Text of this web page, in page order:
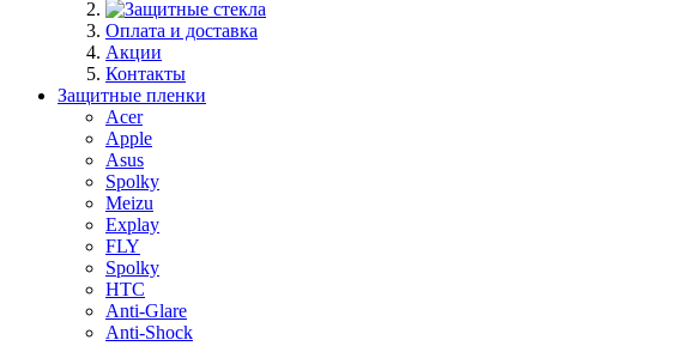
Оплата и доставка
Акции
Контакты
Защитные пленки
Acer
Apple
Asus
Spolky
Meizu
Explay
FLY
Spolky
HTC
Anti-Glare
Anti-Shock